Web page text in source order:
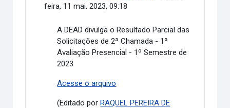
feira, 11 mai. 2023, 09:18
A DEAD divulga oResultado Parcial das
Solicitações de 2ª Chamada - 1ª
Avaliação Presencial - 1º Semestre de
2023
Acesse o arquivo
(Editado porRAQUEL PEREIRA DE